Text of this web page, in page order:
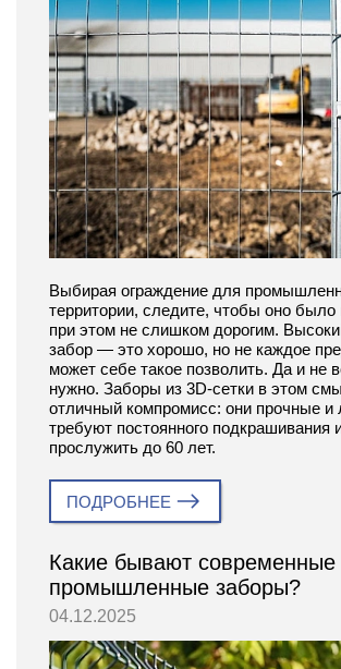
Выбирая ограждение для
территории, следите, чтобы оно
при этом не слишком дорогим.
забор — это хорошо, но не каждое
может себе такое позволить. Да и не
нужно. Заборы из 3D-сетки в этом
отличный компромисс: они прочные и
требуют постоянного подкрашивания
прослужить до 60 лет.
ПОДРОБНЕЕ
Какие бывают современные
промышленные заборы?
04.12.2025